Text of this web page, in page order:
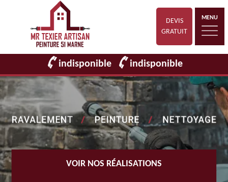
DEVIS
GRATUIT
MENU
indisponible indisponible
VOIR NOS RÉALISATIONS